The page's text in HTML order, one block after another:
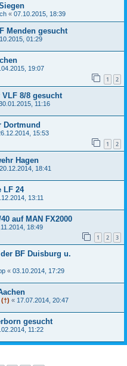
« 07.10.2015, 18:39
Menden gesucht
01:29
19:07
1 2
8/8 gesucht
11:16
Dortmund
15:53
1 2
Hagen
20.12.2014, 18:41
LF 24
13:11
auf MAN FX2000
18:49
1 2 3
BF Duisburg u.
« 03.10.2014, 17:29
« 17.07.2014, 20:47
gesucht
11:22